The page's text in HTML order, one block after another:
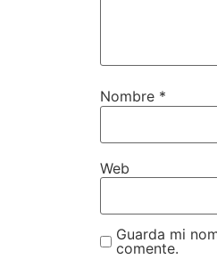
Nombre *
Web
Guarda mi
comente.